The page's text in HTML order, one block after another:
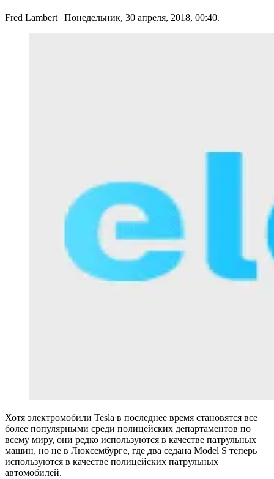
Fred Lambert| Понедельник, 30 апреля, 2018, 00:40.
Хотя электромобили Tesla в последнее время становятся все
более популярными среди полицейских департаментов по
всему миру, они редко используются в качестве патрульных
машин, но не в Люксембурге, где два седана Model S теперь
используются в качестве полицейских патрульных
автомобилей.